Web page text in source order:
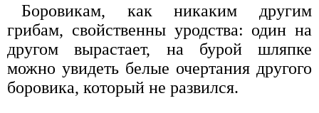
Боровикам, как никаким другим
грибам, свойственны уродства: один на
другом вырастает, на бурой шляпке
можно увидеть белые очертания другого
боровика, который не развился.